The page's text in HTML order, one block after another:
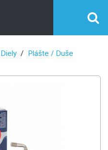
Diely Plášte / Duše